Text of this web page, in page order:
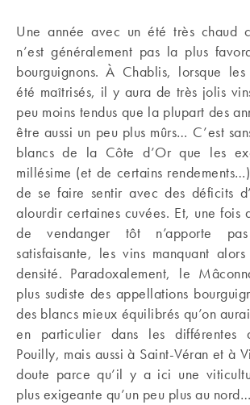
Une année avec un été très chaud
n’est généralement pas la plus
bourguignons. À Chablis, lorsque les
été maîtrisés, il y aura de très jolis
peu moins tendus que la plupart des
être aussi un peu plus mûrs… C’est
blancs de la Côte d’Or que les
millésime (et de certains
de se faire sentir avec des déficits
alourdir certaines cuvées. Et, une fois
de vendanger tôt n’apporte
satisfaisante, les vins manquant
densité. Paradoxalement, le
plus sudiste des appellations
des blancs mieux équilibrés qu’on
en particulier dans les différentes
Pouilly, mais aussi à Saint-Véran et à
doute parce qu’il y a ici une
plus exigeante qu’un peu plus au nord…